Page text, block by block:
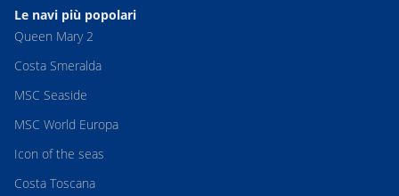
Le navi più popolari
Queen Mary 2
Costa Smeralda
MSC Seaside
MSC World Europa
Icon of the seas
Costa Toscana